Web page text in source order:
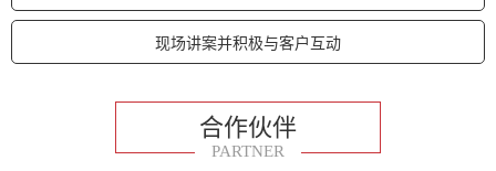
现场讲案并积极与客户互动
合作伙伴
PARTNER